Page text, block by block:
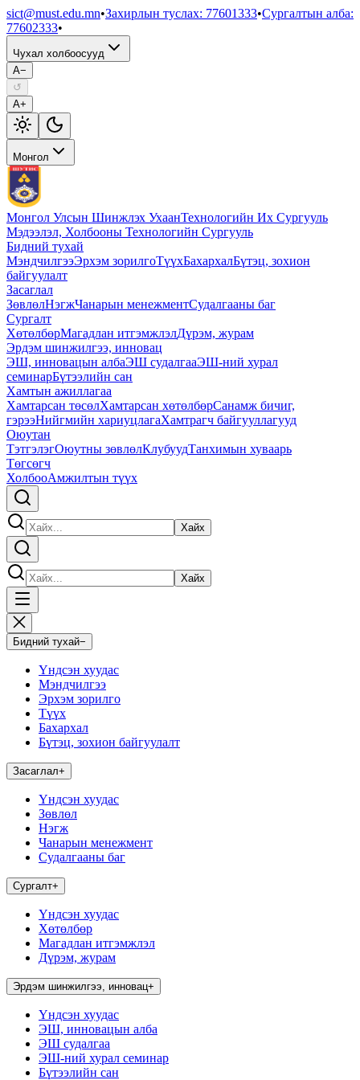
sict@must.edu.mn•Захирлын туслах: 77601333•Сургалтын алба:
77602333•
Чухал холбоосууд
A−
↺
A+
Монгол
Монгол Улсын Шинжлэх УхаанТехнологийн Их Сургууль
Мэдээлэл, Холбооны Технологийн Сургууль
Бидний тухай
МэндчилгээЭрхэм зорилгоТүүхБахархалБүтэц, зохион
байгуулалт
Засаглал
ЗөвлөлНэгжЧанарын менежментСудалгааны баг
Сургалт
ХөтөлбөрМагадлан итгэмжлэлДүрэм, журам
Эрдэм шинжилгээ, инновац
ЭШ, инновацын албаЭШ судалгааЭШ-ний хурал
семинарБүтээлийн сан
Хамтын ажиллагаа
Хамтарсан төсөлХамтарсан хөтөлбөрСанамж бичиг,
гэрээНийгмийн хариуцлагаХамтрагч байгууллагууд
Оюутан
ТэтгэлэгОюутны зөвлөлКлубуудТанхимын хуваарь
Төгсөгч
ХолбооАмжилтын түүх
Хайх
Хайх
Бидний тухай−
Үндсэн хуудас
Мэндчилгээ
Эрхэм зорилго
Түүх
Бахархал
Бүтэц, зохион байгуулалт
Засаглал+
Үндсэн хуудас
Зөвлөл
Нэгж
Чанарын менежмент
Судалгааны баг
Сургалт+
Үндсэн хуудас
Хөтөлбөр
Магадлан итгэмжлэл
Дүрэм, журам
Эрдэм шинжилгээ, инновац+
Үндсэн хуудас
ЭШ, инновацын алба
ЭШ судалгаа
ЭШ-ний хурал семинар
Бүтээлийн сан